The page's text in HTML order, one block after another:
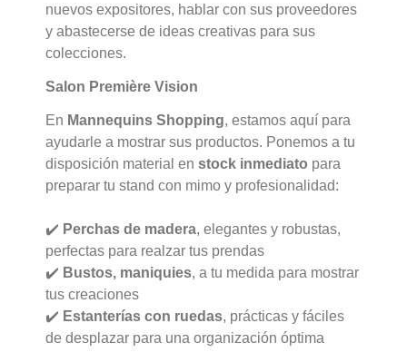
nuevos expositores, hablar con sus proveedores
y abastecerse de ideas creativas para sus
colecciones.
Salon Première Vision
En Mannequins Shopping, estamos aquí para
ayudarle a mostrar sus productos. Ponemos a tu
disposición material en stock inmediato para
preparar tu stand con mimo y profesionalidad:
✔️ Perchas de madera, elegantes y robustas,
perfectas para realzar tus prendas
✔️ Bustos, maniquies, a tu medida para mostrar
tus creaciones
✔️ Estanterías con ruedas, prácticas y fáciles
de desplazar para una organización óptima